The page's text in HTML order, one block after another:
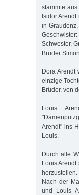
stammte
Isidor
in
Schwester,
Bruder
Dora Arendt
einzige
Brüder, von
Louis
Arendt" ins
Louis.
Durch alle
Louis
Nach der
und Louis